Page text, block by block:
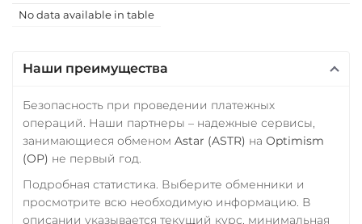
Ripple (XRP)
ERC20 BEP20
StableUSD (USDS)
Starknet (STRK)
Stellar (XLM)
Sui
Промсвязьбанк RUB
Райффайзен
РНКБ RUB
Росбанк RUB
Русский Стандарт RUB
No data available in table
Наши преимущества
Безопасность при проведении платежных
операций. Наши партнеры – надежные сервисы,
занимающиеся обменом Astar (ASTR) на Optimism
(OP) не первый год.
Подробная статистика. Выберите обменники и
просмотрите всю необходимую информацию. В
описании указывается текущий курс, минимальная